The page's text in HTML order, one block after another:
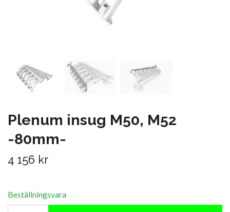
Plenum insug M50, M52
-80mm-
4 156 kr
Beställningsvara